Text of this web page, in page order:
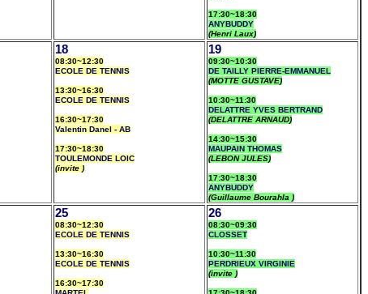
17:30~18:30
ANYBUDDY
(Henri Laux)
18
08:30~12:30
ECOLE DE TENNIS
13:30~16:30
ECOLE DE TENNIS
16:30~17:30
Valentin Danel - AB
17:30~18:30
TOULEMONDE LOIC
(invite )
19
09:30~10:30
DE TAILLY PIERRE-EMMANUEL
(MOTTE GUSTAVE)
10:30~11:30
DELATTRE YVES BERTRAND
(DELATTRE ARNAUD)
14:30~15:30
MAUPAIN THOMAS
(LEBON JULES)
17:30~18:30
ANYBUDDY
(Guillaume Bourahla )
25
08:30~12:30
ECOLE DE TENNIS
13:30~16:30
ECOLE DE TENNIS
16:30~17:30
26
08:30~09:30
CLOSSET
10:30~11:30
PERDRIEUX VIRGINIE
(invite )